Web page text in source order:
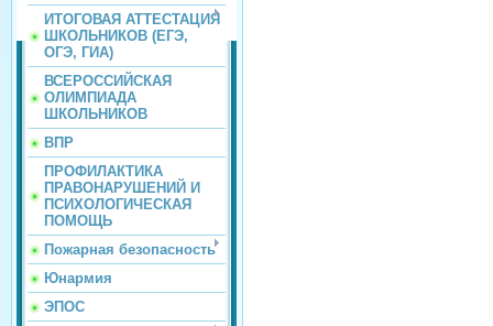
ИТОГОВАЯ АТТЕСТАЦИЯ
ШКОЛЬНИКОВ (ЕГЭ,
ОГЭ, ГИА)
ВСЕРОССИЙСКАЯ
ОЛИМПИАДА
ШКОЛЬНИКОВ
ВПР
ПРОФИЛАКТИКА
ПРАВОНАРУШЕНИЙ И
ПСИХОЛОГИЧЕСКАЯ
ПОМОЩЬ
Пожарная безопасность
Юнармия
ЭПОС